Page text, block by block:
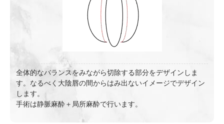
全体的なバランスをみながら切除する部分をデザインしま
す。なるべく大陰唇の間からはみ出ないイメージでデザイン
します。
手術は静脈麻酔＋局所麻酔で行います。